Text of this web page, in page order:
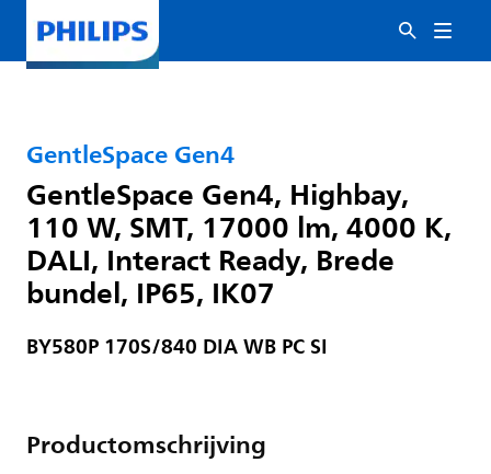
GentleSpace Gen4
GentleSpace Gen4, Highbay,
110 W, SMT, 17000 lm, 4000 K,
DALI, Interact Ready, Brede
bundel, IP65, IK07
BY580P 170S/840 DIA WB PC SI
Productomschrijving